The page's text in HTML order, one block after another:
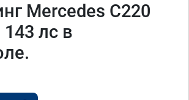
Mercedes C220
143 лс в